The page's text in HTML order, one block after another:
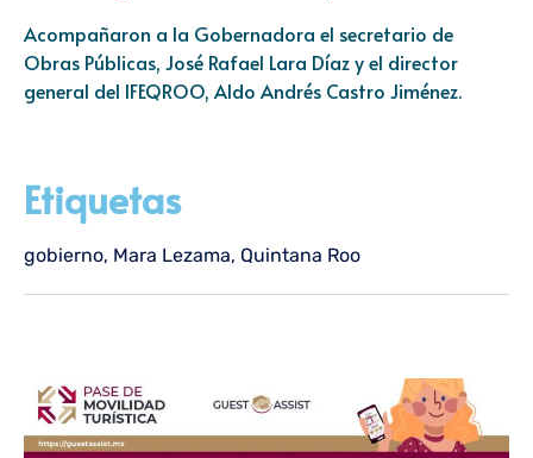
Acompañaron a la Gobernadora el secretario de
Obras Públicas, José Rafael Lara Díaz y el director
general del IFEQROO, Aldo Andrés Castro Jiménez.
Etiquetas
gobierno, Mara Lezama, Quintana Roo